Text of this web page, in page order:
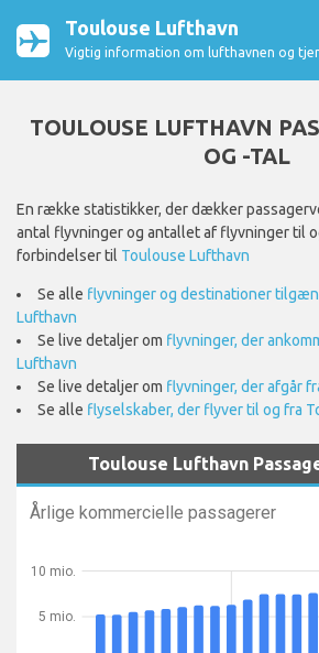
Toulouse Lufthavn
Vigtig information om lufthavnen og
TOULOUSE LUFTHAVN
OG -TAL
En række statistikker, der dækker
antal flyvninger og antallet af flyvninger til
forbindelser til Toulouse Lufthavn
Se alle flyvninger og destinationer
Lufthavn
Se live detaljer om flyvninger, der
Lufthavn
Se live detaljer om flyvninger, der afgår
Se alle flyselskaber, der flyver til og fra
Toulouse Lufthavn
Årlige kommercielle passagerer
5 mio.
10 mio.